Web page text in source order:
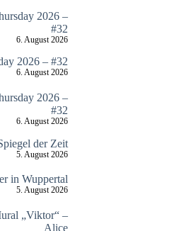
2026 –
#32
6. August 2026
2026 – #32
6. August 2026
2026 –
#32
6. August 2026
der Zeit
5. August 2026
in Wuppertal
5. August 2026
„Viktor“ –
Alice